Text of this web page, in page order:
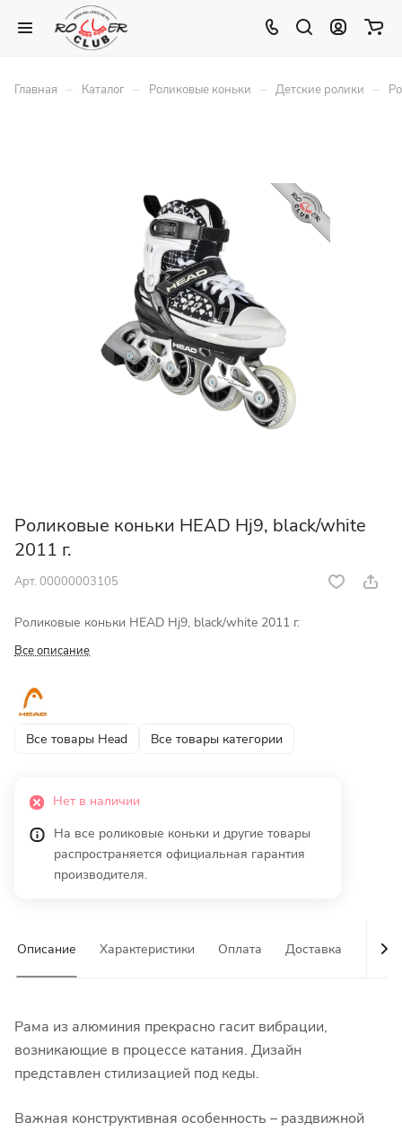
Главная – Каталог – Роликовые коньки – Детские ролики –
Роликовые коньки HEAD Hj9, black/white
2011 г.
Арт. 00000003105
Роликовые коньки HEAD Hj9, black/white 2011 г.
Все описание
Все товары Head Все товары категории
Нет в наличии
На все роликовые коньки и другие товары
распространяется официальная гарантия
производителя.
Описание Характеристики Оплата Доставка
Рама из алюминия прекрасно гасит вибрации,
возникающие в процессе катания. Дизайн
представлен стилизацией под кеды.
Важная конструктивная особенность – раздвижной